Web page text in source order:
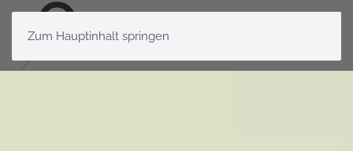
Zum Hauptinhalt springen